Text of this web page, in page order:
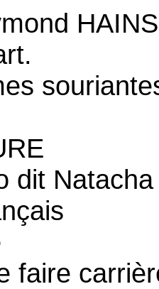
dit
faire